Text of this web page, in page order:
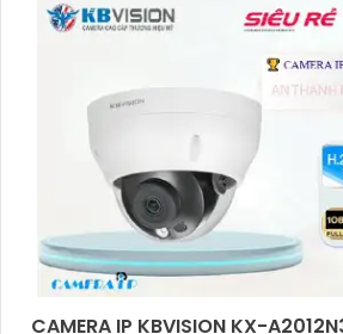
CAMERA IP KBVISION KX-